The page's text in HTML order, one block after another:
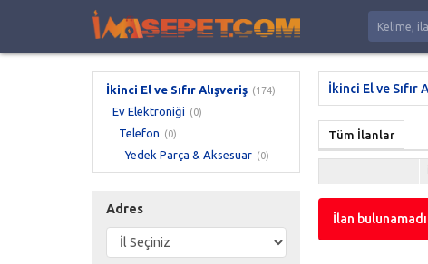
İkinci El ve Sıfır Alışveriş (174)
Ev Elektroniği (0)
Telefon (0)
Yedek Parça & Aksesuar (0)
Adres
İkinci El ve Sıfır
Tüm İlanlar
İlan